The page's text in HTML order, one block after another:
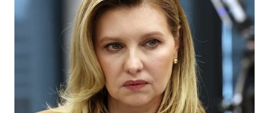
SUKABUMI
PURWAKARTA
WN